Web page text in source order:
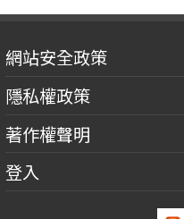
網站安全政策
隱私權政策
著作權聲明
登入